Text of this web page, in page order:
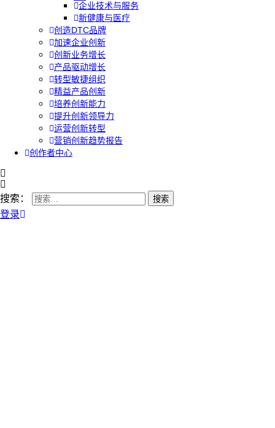
企业技术与服务
新健康与医疗
创造DTC品牌
加速企业创新
创新业务增长
产品驱动增长
转型敏捷组织
精益产品创新
培养创新能力
提升创新领导力
运营创新转型
营销创新趋势报告
创作者中心
搜索：
登录